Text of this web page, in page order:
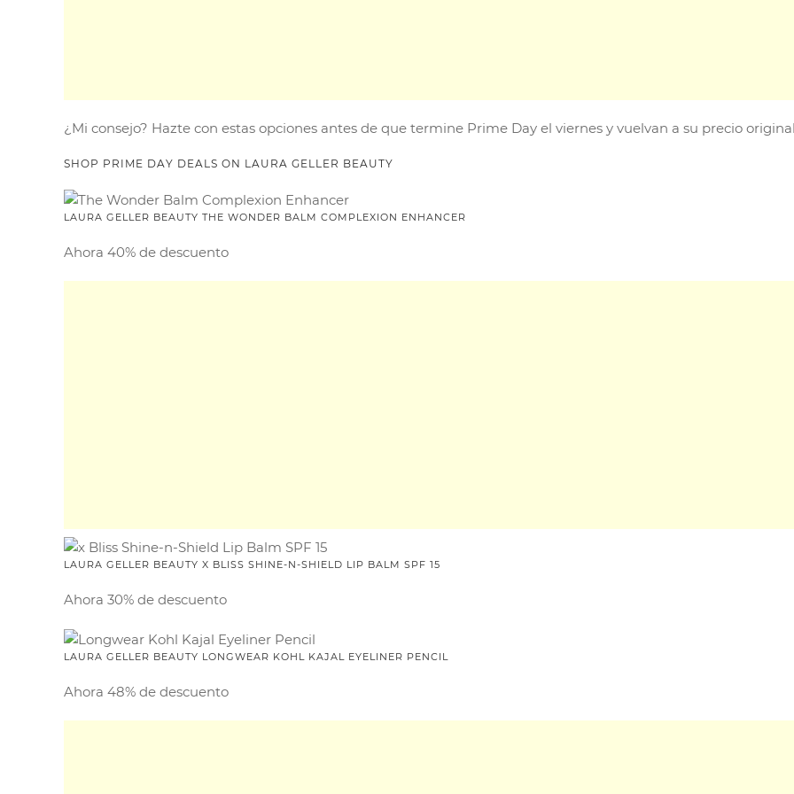
¿Mi consejo? Hazte con estas opciones antes de que termine Prime Day el viernes y vuelvan a su precio
SHOP PRIME DAY DEALS ON LAURA GELLER BEAUTY
LAURA GELLER BEAUTY THE WONDER BALM COMPLEXION ENHANCER
Ahora 40% de descuento
LAURA GELLER BEAUTY X BLISS SHINE-N-SHIELD LIP BALM SPF 15
Ahora 30% de descuento
LAURA GELLER BEAUTY LONGWEAR KOHL KAJAL EYELINER PENCIL
Ahora 48% de descuento